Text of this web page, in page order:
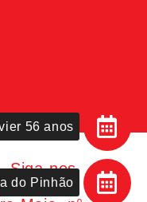
Siga-nos
do Pinhão
56 anos